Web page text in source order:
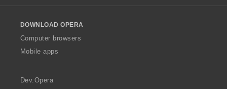
w
O
p
a
DOWNLOAD OPERA
Computer browsers
Mobile apps
Dev.Opera